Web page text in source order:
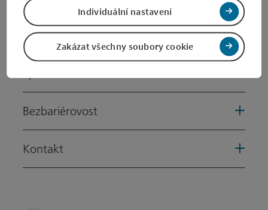
Příjezd
Bezbariérovost
Kontakt
Zakázat všechny soubory cookie
Individuální nastavení